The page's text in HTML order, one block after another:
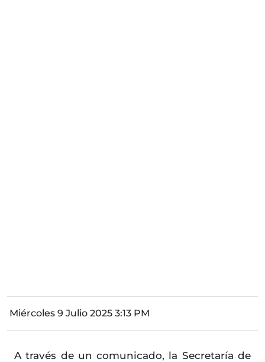
Miércoles 9 Julio 2025 3:13 PM
A través de un comunicado, la Secretaría de